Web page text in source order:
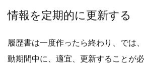
情報を定期的に更新する
履歴書は一度作ったら終わり、では
動期間中に、適宜、更新することが